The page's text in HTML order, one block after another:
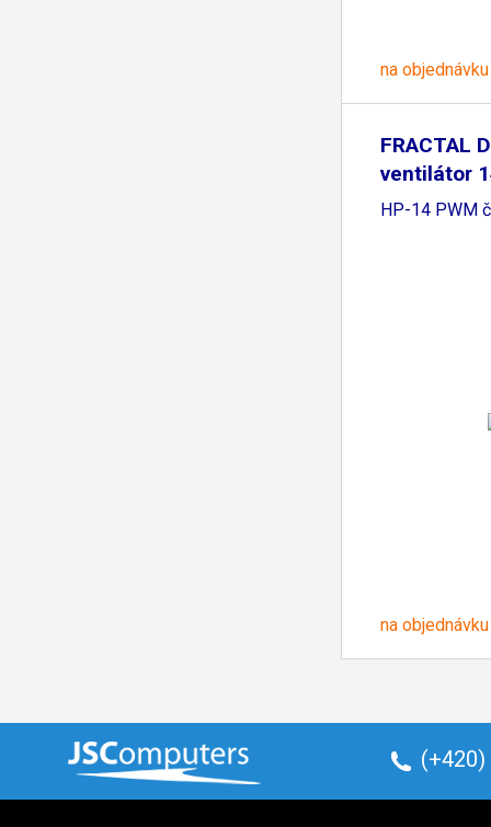
na objednávku
FRACTAL
ventilátor
Venturi
HP-14 PWM
na objednávku
(+420)